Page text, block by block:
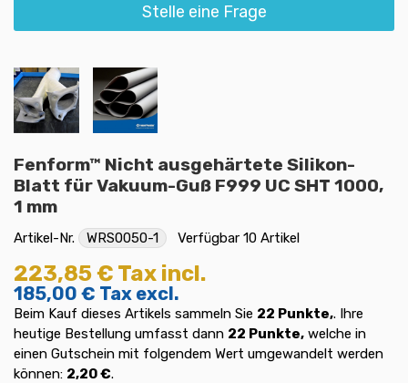
Stelle eine Frage
Fenform™ Nicht ausgehärtete Silikon-
Blatt für Vakuum-Guß F999 UC SHT 1000,
1 mm
Artikel-Nr. WRS0050-1 Verfügbar 10 Artikel
223,85 € Tax incl.
185,00 € Tax excl.
Beim Kauf dieses Artikels sammeln Sie 22 Punkte,. Ihre
heutige Bestellung umfasst dann 22 Punkte, welche in
einen Gutschein mit folgendem Wert umgewandelt werden
können: 2,20 €.